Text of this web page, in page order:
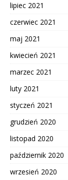
lipiec 2021
czerwiec 2021
maj 2021
kwiecień 2021
marzec 2021
luty 2021
styczeń 2021
grudzień 2020
listopad 2020
październik 2020
wrzesień 2020